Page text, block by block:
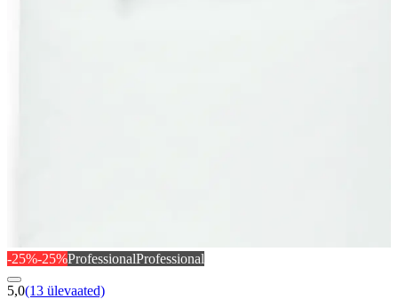
-25%-25%ProfessionalProfessional
5,0(13 ülevaated)